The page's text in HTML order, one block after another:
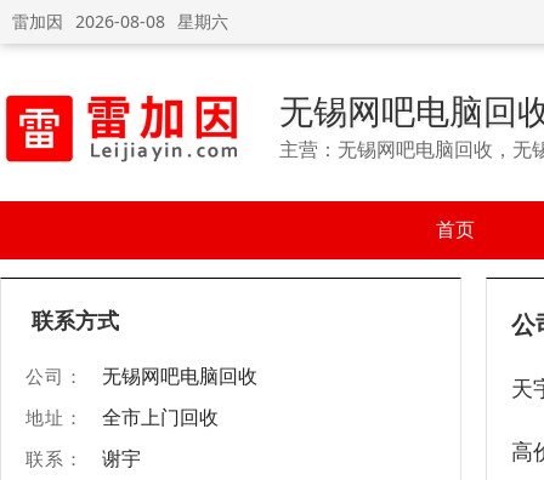
雷加因 2026-08-08 星期六
无锡网吧电脑回
主营：无锡网吧电脑回收，无
首页
联系方式
公司： 无锡网吧电脑回收
地址： 全市上门回收
联系： 谢宇
公
天
高